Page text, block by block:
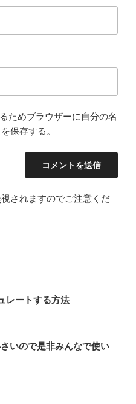
ためブラウザーに自分の名
保存する。
されますのでご注意くだ
レートする方法
いので是非みんなで使い